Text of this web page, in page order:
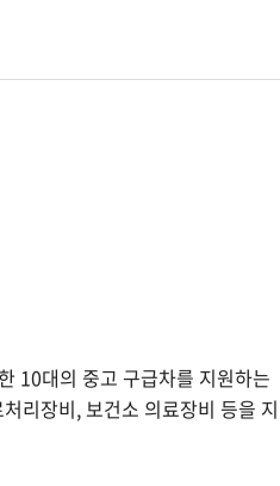
10대의 중고 구급차를 지원하는
리장비, 보건소 의료장비 등을 지